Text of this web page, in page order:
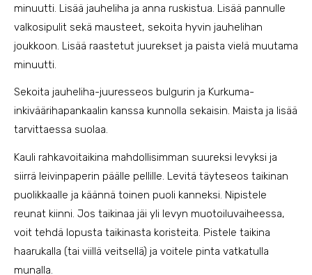
minuutti. Lisää jauheliha ja anna ruskistua. Lisää pannulle
valkosipulit sekä mausteet, sekoita hyvin jauhelihan
joukkoon. Lisää raastetut juurekset ja paista vielä muutama
minuutti.
Sekoita jauheliha-juuresseos bulgurin ja Kurkuma-
inkiväärihapankaalin kanssa kunnolla sekaisin. Maista ja lisää
tarvittaessa suolaa.
Kauli rahkavoitaikina mahdollisimman suureksi levyksi ja
siirrä leivinpaperin päälle pellille. Levitä täyteseos taikinan
puolikkaalle ja käännä toinen puoli kanneksi. Nipistele
reunat kiinni. Jos taikinaa jäi yli levyn muotoiluvaiheessa,
voit tehdä lopusta taikinasta koristeita. Pistele taikina
haarukalla (tai viillä veitsellä) ja voitele pinta vatkatulla
munalla.